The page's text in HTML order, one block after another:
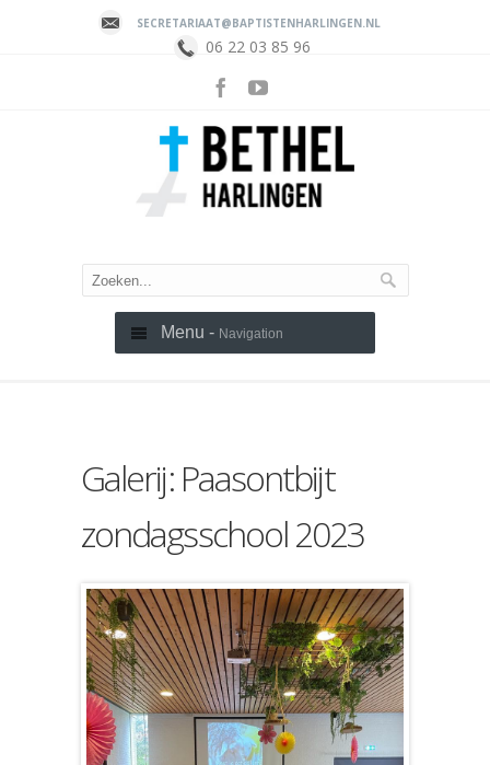
SECRETARIAAT@BAPTISTENHARLINGEN.NL
06 22 03 85 96
Menu - Navigation
Galerij: Paasontbijt
zondagsschool 2023